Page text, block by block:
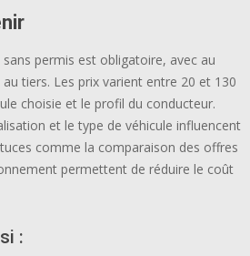
sans permis est obligatoire, avec au
tiers. Les prix varient entre 20 et 130
choisie et le profil du conducteur.
et le type de véhicule influencent
comme la comparaison des offres
permettent de réduire le coût
: